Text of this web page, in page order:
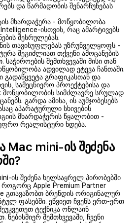
და წარმადობის შენარჩუნებას
მხარდაჭერა - მოწყობილობა
ისთვის, რაც ამარტივებს
შესრულებას.
თავისუფლებას უზრუნველყოფს -
შეგიძლიათ თქვენი ამოცანების
საჭიროების შემთხვევაში მისი თან
ადვილად ეტევა ჩანთაში.
გადაწყვეტა გრაფიკასთან და
სამეცნიერო პროექტებისა და
მოწყობილობის სიმძლავრე სრულად
გარდა ამისა, ის აუმჯობესებს
აპარატურული სხივების
მხარდაჭერის წყალობით -
რეალისტური ხდება.
Mac mini-ის შეძენა
ის შეძენა ხელსაყრელ პირობებში
როგორც Apple Premium Partner
გთავაზობთ ბრენდის ორიგინალურ
ფასებში. ეწვიეთ ჩვენს ერთ-ერთ
ტექნიკა ონლაინ
ნებისმიერ შემთხვევაში, ჩვენი